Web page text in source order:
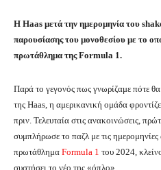
Η Haas μετά την ημερομηνία του
παρουσίασης του μονοθεσίου με το
πρωτάθλημα της Formula 1.
Παρά το γεγονός πως γνωρίζαμε πότε
της Haas, η αμερικανική ομάδα
πριν. Τελευταία στις ανακοινώσεις,
συμπλήρωσε το παζλ με τις
πρωτάθλημα Formula 1 του 2024,
συστήσει το νέο της «όπλο».